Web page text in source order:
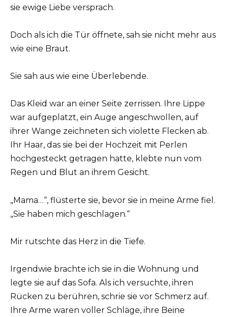
sie ewige Liebe versprach.
Doch als ich die Tür öffnete, sah sie nicht mehr aus
wie eine Braut.
Sie sah aus wie eine Überlebende.
Das Kleid war an einer Seite zerrissen. Ihre Lippe
war aufgeplatzt, ein Auge angeschwollen, auf
ihrer Wange zeichneten sich violette Flecken ab.
Ihr Haar, das sie bei der Hochzeit mit Perlen
hochgesteckt getragen hatte, klebte nun vom
Regen und Blut an ihrem Gesicht.
„Mama…“, flüsterte sie, bevor sie in meine Arme fiel.
„Sie haben mich geschlagen.“
Mir rutschte das Herz in die Tiefe.
Irgendwie brachte ich sie in die Wohnung und
legte sie auf das Sofa. Als ich versuchte, ihren
Rücken zu berühren, schrie sie vor Schmerz auf.
Ihre Arme waren voller Schläge, ihre Beine